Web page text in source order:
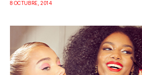
8 OCTUBRE, 2014